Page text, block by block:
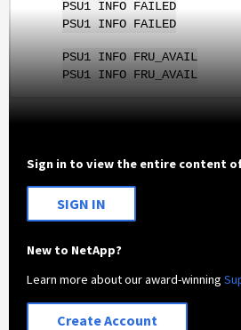
PSU1 INFO FAILED
PSU1 INFO FAILED
PSU1 INFO FRU_AVAIL
PSU1 INFO FRU_AVAIL
Sign in to view the entire content
SIGN IN
New to NetApp?
Learn more about our award-winning
Create Account